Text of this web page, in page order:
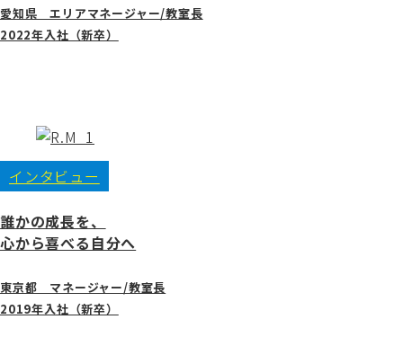
愛知県 エリアマネージャー/教室長
2022年入社（新卒）
インタビュー
誰かの成長を、
心から喜べる自分へ
東京都 マネージャー/教室長
2019年入社（新卒）